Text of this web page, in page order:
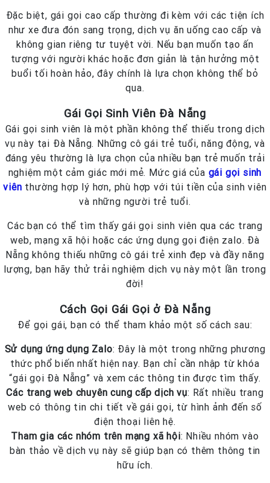
Đặc biệt, gái gọi cao cấp thường đi kèm với các tiện ích
như xe đưa đón sang trọng, dịch vụ ăn uống cao cấp và
không gian riêng tư tuyệt vời. Nếu bạn muốn tạo ấn
tượng với người khác hoặc đơn giản là tận hưởng một
buổi tối hoàn hảo, đây chính là lựa chọn không thể bỏ
qua.
Gái Gọi Sinh Viên Đà Nẵng
Gái gọi sinh viên là một phần không thể thiếu trong dịch
vụ này tại Đà Nẵng. Những cô gái trẻ tuổi, năng động, và
đáng yêu thường là lựa chọn của nhiều bạn trẻ muốn trải
nghiệm một cảm giác mới mẻ. Mức giá của gái gọi sinh
viên thường hợp lý hơn, phù hợp với túi tiền của sinh viên
và những người trẻ tuổi.
Các bạn có thể tìm thấy gái gọi sinh viên qua các trang
web, mạng xã hội hoặc các ứng dụng gọi điện zalo. Đà
Nẵng không thiếu những cô gái trẻ xinh đẹp và đầy năng
lượng, bạn hãy thử trải nghiệm dịch vụ này một lần trong
đời!
Cách Gọi Gái Gọi ở Đà Nẵng
Để gọi gái, bạn có thể tham khảo một số cách sau:
Sử dụng ứng dụng Zalo: Đây là một trong những phương
thức phổ biến nhất hiện nay. Bạn chỉ cần nhập từ khóa
“gái gọi Đà Nẵng” và xem các thông tin được tìm thấy.
Các trang web chuyên cung cấp dịch vụ: Rất nhiều trang
web có thông tin chi tiết về gái gọi, từ hình ảnh đến số
điện thoại liên hệ.
Tham gia các nhóm trên mạng xã hội: Nhiều nhóm vào
bàn thảo về dịch vụ này sẽ giúp bạn có thêm thông tin
hữu ích.